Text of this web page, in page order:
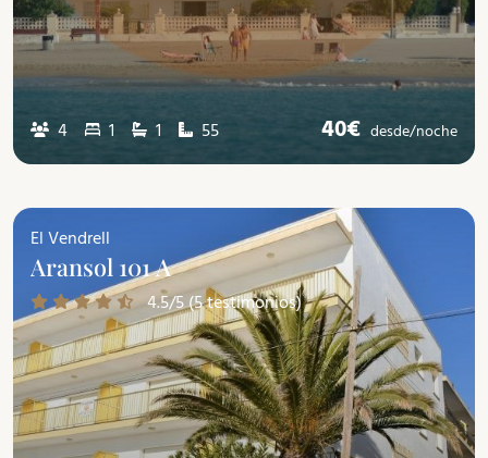
4 1 1 55 40€ desde/noche
El Vendrell
Aransol 101 A
4.5/5 (5 testimonios)